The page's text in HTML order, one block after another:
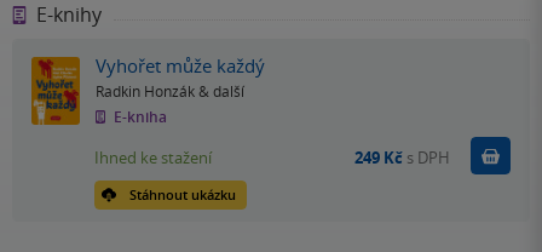
E-knihy
Vyhořet může každý
Radkin Honzák& další
E-kniha
Stáhnout ukázku
Ihned ke stažení 249 Kč s DPH Koupit